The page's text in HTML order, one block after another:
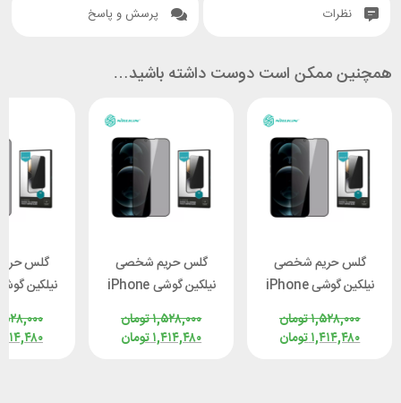
نظرات پرسش و پاسخ
همچنین ممکن است دوست داشته باشید…
گلس حریم شخصی
نیلکین گوشی iPhone
Plus Nillkin
تومان۱,۵۲۸,۰۰۰
تومان۱,۴۱۴,۴۸۰
گلس حریم شخصی
نیلکین گوشی iPhone
Plus Nillkin
تومان۱,۵۲۸,۰۰۰
تومان۱,۴۱۴,۴۸۰
گلس